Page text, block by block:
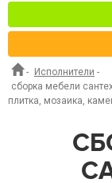
- Исполнители -
сборка мебели
плитка, мозаика,